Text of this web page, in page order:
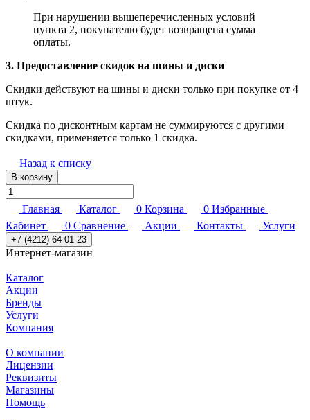
При нарушении вышеперечисленных условий
пункта 2, покупателю будет возвращена сумма
оплаты.
3. Предоставление скидок на шины и диски
Скидки действуют на шины и диски только при покупке от 4
штук.
Скидка по дисконтным картам не суммируются с другими
скидками, применяется только 1 скидка.
Назад к списку
В корзину
Главная Каталог 0 Корзина 0 Избранные
Кабинет
0 Сравнение Акции Контакты Услуги
+7 (4212) 64-01-23
Интернет-магазин
Каталог
Акции
Бренды
Услуги
Компания
О компании
Лицензии
Реквизиты
Магазины
Помощь